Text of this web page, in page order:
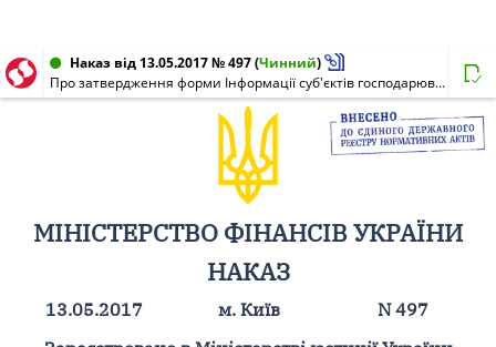
Наказ від 13.05.2017 № 497(Чинний)
Про затвердження форми Інформації суб'єктів господарювання, які провадять посередницьку діяльність, пов'язану з наданням послуг з оренди нерухомості (рієлтерів), про укладені за їх посередництвом цивільно-правові договори (угоди)